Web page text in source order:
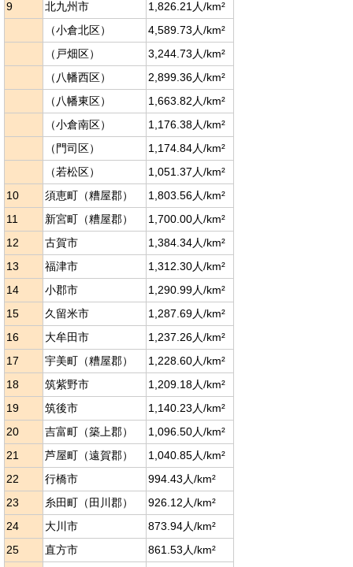
9
北九州市
1,826.21人/km²
（小倉北区）
4,589.73人/km²
（戸畑区）
3,244.73人/km²
（八幡西区）
2,899.36人/km²
（八幡東区）
1,663.82人/km²
（小倉南区）
1,176.38人/km²
（門司区）
1,174.84人/km²
（若松区）
1,051.37人/km²
10
須恵町（糟屋郡）
1,803.56人/km²
11
新宮町（糟屋郡）
1,700.00人/km²
12
古賀市
1,384.34人/km²
13
福津市
1,312.30人/km²
14
小郡市
1,290.99人/km²
15
久留米市
1,287.69人/km²
16
大牟田市
1,237.26人/km²
17
宇美町（糟屋郡）
1,228.60人/km²
18
筑紫野市
1,209.18人/km²
19
筑後市
1,140.23人/km²
20
吉富町（築上郡）
1,096.50人/km²
21
芦屋町（遠賀郡）
1,040.85人/km²
22
行橋市
994.43人/km²
23
糸田町（田川郡）
926.12人/km²
24
大川市
873.94人/km²
25
直方市
861.53人/km²